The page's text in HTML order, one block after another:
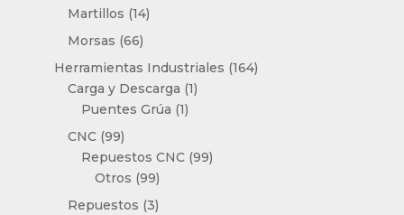
Martillos 1414
Morsas 6666
productos
Herramientas Industriales 164164
Carga y Descarga 11
Puentes Grúa 11
CNC 9999
productos
Repuestos CNC 9999
Otros 9999
productos
Repuestos 33